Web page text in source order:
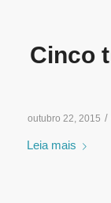
Cinco
outubro 22, 2015 /
Leia mais